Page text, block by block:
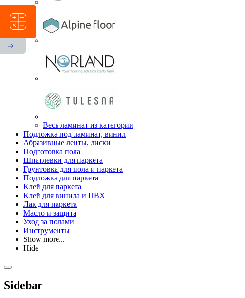
Весь ламинат из категории
Подложка под ламинат, винил
Абразивные ленты, диски
Подготовка пола
Шпатлевки для паркета
Грунтовка для пола и паркета
Подложка для паркета
Клей для паркета
Клей для винила и ПВХ
Лак для паркета
Масло и защита
Уход за полами
Инструменты
Show more...
Hide
Sidebar